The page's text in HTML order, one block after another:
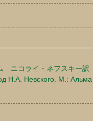
ニコライ・ネフスキー訳
Н.А. Невского. М.: Альма